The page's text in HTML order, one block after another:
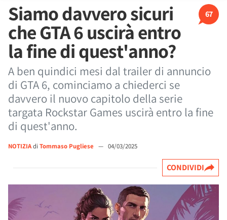
67
Siamo davvero sicuri
che GTA 6 uscirà entro
la fine di quest'anno?
A ben quindici mesi dal trailer di annuncio
di GTA 6, cominciamo a chiederci se
davvero il nuovo capitolo della serie
targata Rockstar Games uscirà entro la fine
di quest'anno.
NOTIZIAdi Tommaso Pugliese — 04/03/2025
CONDIVIDI